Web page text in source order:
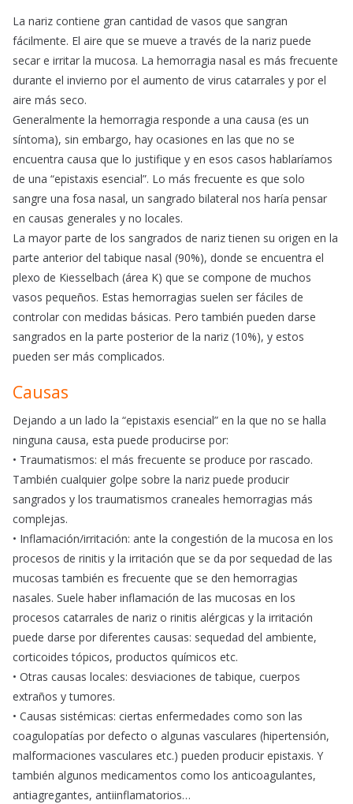
La nariz contiene gran cantidad de vasos que sangran
fácilmente. El aire que se mueve a través de la nariz puede
secar e irritar la mucosa. La hemorragia nasal es más frecuente
durante el invierno por el aumento de virus catarrales y por el
aire más seco.
Generalmente la hemorragia responde a una causa (es un
síntoma), sin embargo, hay ocasiones en las que no se
encuentra causa que lo justifique y en esos casos hablaríamos
de una “epistaxis esencial”. Lo más frecuente es que solo
sangre una fosa nasal, un sangrado bilateral nos haría pensar
en causas generales y no locales.
La mayor parte de los sangrados de nariz tienen su origen en la
parte anterior del tabique nasal (90%), donde se encuentra el
plexo de Kiesselbach (área K) que se compone de muchos
vasos pequeños. Estas hemorragias suelen ser fáciles de
controlar con medidas básicas. Pero también pueden darse
sangrados en la parte posterior de la nariz (10%), y estos
pueden ser más complicados.
Causas
Dejando a un lado la “epistaxis esencial” en la que no se halla
ninguna causa, esta puede producirse por:
• Traumatismos: el más frecuente se produce por rascado.
También cualquier golpe sobre la nariz puede producir
sangrados y los traumatismos craneales hemorragias más
complejas.
• Inflamación/irritación: ante la congestión de la mucosa en los
procesos de rinitis y la irritación que se da por sequedad de las
mucosas también es frecuente que se den hemorragias
nasales. Suele haber inflamación de las mucosas en los
procesos catarrales de nariz o rinitis alérgicas y la irritación
puede darse por diferentes causas: sequedad del ambiente,
corticoides tópicos, productos químicos etc.
• Otras causas locales: desviaciones de tabique, cuerpos
extraños y tumores.
• Causas sistémicas: ciertas enfermedades como son las
coagulopatías por defecto o algunas vasculares (hipertensión,
malformaciones vasculares etc.) pueden producir epistaxis. Y
también algunos medicamentos como los anticoagulantes,
antiagregantes, antiinflamatorios…